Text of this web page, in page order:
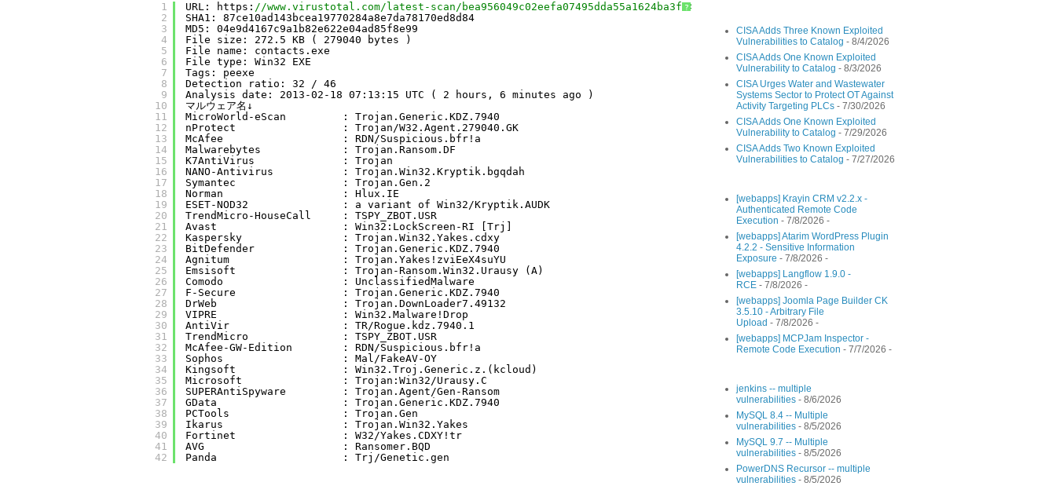
?
1
2
3
4
5
6
7
8
9
10
11
12
13
14
15
16
17
18
19
20
21
22
23
24
25
26
27
28
29
30
31
32
33
34
35
36
37
38
39
40
41
42
URL: https: //www.virustotal.com/latest-scan/bea956049c02eefa07495dda55a1624ba3fe4020ed268094f7b63ec53439d48d
SHA1: 87ce10ad143bcea19770284a8e7da78170ed8d84
MD5: 04e9d4167c9a1b82e622e04ad85f8e99
File size: 272.5 KB ( 279040 bytes )
File name: contacts.exe
File type: Win32 EXE
Tags: peexe
Detection ratio: 32 / 46
Analysis date: 2013-02-18 07:13:15 UTC ( 2 hours, 6 minutes ago )
マルウェア名↓
MicroWorld-eScan         : Trojan.Generic.KDZ.7940
nProtect                 : Trojan/W32.Agent.279040.GK
McAfee                   : RDN/Suspicious.bfr!a
Malwarebytes             : Trojan.Ransom.DF
K7AntiVirus              : Trojan
NANO-Antivirus           : Trojan.Win32.Kryptik.bgqdah
Symantec                 : Trojan.Gen.2
Norman                   : Hlux.IE
ESET-NOD32               : a variant of Win32/Kryptik.AUDK
TrendMicro-HouseCall     : TSPY_ZBOT.USR
Avast                    : Win32:LockScreen-RI [Trj]
Kaspersky                : Trojan.Win32.Yakes.cdxy
BitDefender              : Trojan.Generic.KDZ.7940
Agnitum                  : Trojan.Yakes!zviEeX4suYU
Emsisoft                 : Trojan-Ransom.Win32.Urausy (A)
Comodo                   : UnclassifiedMalware
F-Secure                 : Trojan.Generic.KDZ.7940
DrWeb                    : Trojan.DownLoader7.49132
VIPRE                    : Win32.Malware!Drop
AntiVir                  : TR/Rogue.kdz.7940.1
TrendMicro               : TSPY_ZBOT.USR
McAfee-GW-Edition        : RDN/Suspicious.bfr!a
Sophos                   : Mal/FakeAV-OY
Kingsoft                 : Win32.Troj.Generic.z.(kcloud)
Microsoft                : Trojan:Win32/Urausy.C
SUPERAntiSpyware         : Trojan.Agent/Gen-Ransom
GData                    : Trojan.Generic.KDZ.7940
PCTools                  : Trojan.Gen
Ikarus                   : Trojan.Win32.Yakes
Fortinet                 : W32/Yakes.CDXY!tr
AVG                      : Ransomer.BQD
Panda                    : Trj/Genetic.gen
CISA Adds Three Known Exploited
Vulnerabilities to Catalog - 8/4/2026
CISA Adds One Known Exploited
Vulnerability to Catalog - 8/3/2026
CISA Urges Water and Wastewater
Systems Sector to Protect OT Against
Activity Targeting PLCs - 7/30/2026
CISA Adds One Known Exploited
Vulnerability to Catalog - 7/29/2026
CISA Adds Two Known Exploited
Vulnerabilities to Catalog - 7/27/2026
[webapps] Krayin CRM v2.2.x -
Authenticated Remote Code
Execution - 7/8/2026 -
[webapps] Atarim WordPress Plugin
4.2.2 - Sensitive Information
Exposure - 7/8/2026 -
[webapps] Langflow 1.9.0 -
RCE - 7/8/2026 -
[webapps] Joomla Page Builder CK
3.5.10 - Arbitrary File
Upload - 7/8/2026 -
[webapps] MCPJam Inspector -
Remote Code Execution - 7/7/2026 -
jenkins -- multiple
vulnerabilities - 8/6/2026
MySQL 8.4 -- Multiple
vulnerabilities - 8/5/2026
MySQL 9.7 -- Multiple
vulnerabilities - 8/5/2026
PowerDNS Recursor -- multiple
vulnerabilities - 8/5/2026